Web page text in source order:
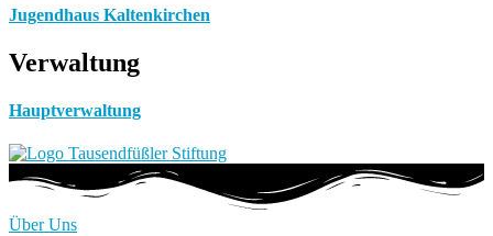
Jugendhaus Kaltenkirchen
Verwaltung
Hauptverwaltung
Über Uns